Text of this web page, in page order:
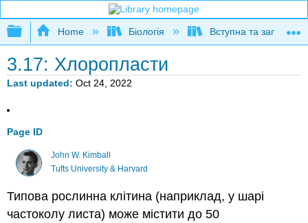
Expand/collapse global hierarchy
Home Біологія Вступна та загальна
3.17: Хлоропласти
Last updated Oct 24, 2022
Page ID
John W. Kimball
Tufts University & Harvard
Типова рослинна клітина (наприклад, у шарі
частоколу листа) може містити до 50